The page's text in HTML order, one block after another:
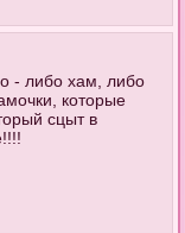
- либо хам, либо
которые
сцыт в